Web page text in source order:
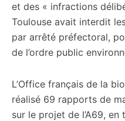
et des « infractions
Toulouse avait interdit
par arrêté préfectoral,
de l’ordre public
L’Office français de la
réalisé 69 rapports de
sur le projet de l’A69,